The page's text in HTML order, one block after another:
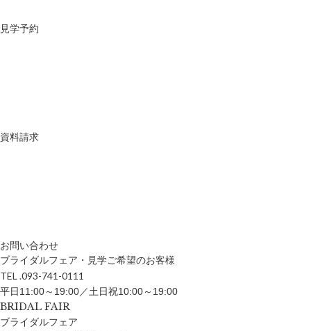
見学予約
資料請求
お問い合わせ
ブライダルフェア・見学ご希望のお客様
TEL .093-741-0111
平日11:00～19:00／土日祝10:00～19:00
BRIDAL FAIR
ブライダルフェア